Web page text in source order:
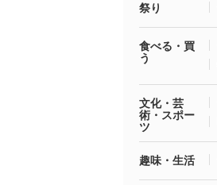
祭り
食べる・買
う
文化・芸
術・スポー
ツ
趣味・生活